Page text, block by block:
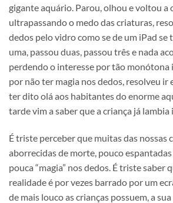
gigante aquário. Parou, olhou e voltou a
ultrapassando o medo das criaturas,
dedos pelo vidro como se de um iPad se
uma, passou duas, passou três e nada
perdendo o interesse por tão monótona
por não ter magia nos dedos, resolveu ir
ter dito olá aos habitantes do enorme
tarde vim a saber que a criança já lambia
É triste perceber que muitas das nossas
aborrecidas de morte, pouco espantadas
pouca “magia” nos dedos. É triste saber
realidade é por vezes barrado por um
de mais louco as crianças possuem, a